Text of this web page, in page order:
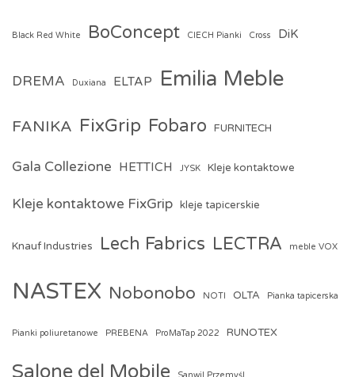
Black Red White BoConcept CIECH Pianki Cross DiK
DREMA Duxiana ELTAP Emilia Meble
FANIKA FixGrip Fobaro FURNITECH
Gala Collezione HETTICH JYSK Kleje kontaktowe
Kleje kontaktowe FixGrip kleje tapicerskie
Knauf Industries Lech Fabrics LECTRA meble VOX
NASTEX Nobonobo NOTI OLTA Pianka tapicerska
Pianki poliuretanowe PREBENA ProMaTap 2022 RUNOTEX
Salone del Mobile Sanwil Przemyśl